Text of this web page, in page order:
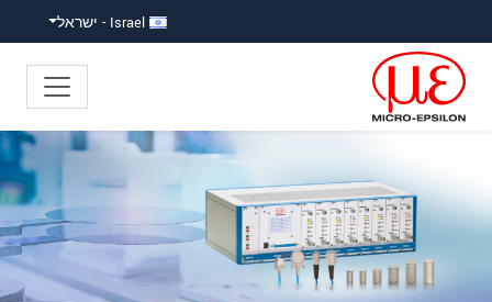
Israel - ישראל
×
Your request for: capaNCDT 6500
כותרת*